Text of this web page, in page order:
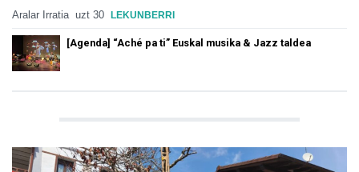
Aralar Irratia uzt 30 LEKUNBERRI
[Agenda] “Aché pa ti” Euskal musika & Jazz taldea